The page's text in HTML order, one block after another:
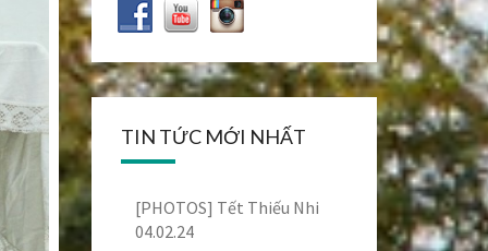
TIN TỨC MỚI NHẤT
[PHOTOS] Tết Thiếu Nhi
04.02.24